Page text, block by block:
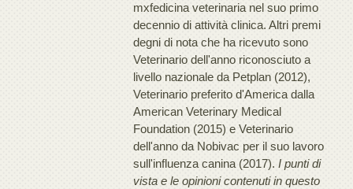
mxfedicina veterinaria nel suo primo
decennio di attività clinica. Altri premi
degni di nota che ha ricevuto sono
Veterinario dell'anno riconosciuto a
livello nazionale da Petplan (2012),
Veterinario preferito d'America dalla
American Veterinary Medical
Foundation (2015) e Veterinario
dell'anno da Nobivac per il suo lavoro
sull'influenza canina (2017).I punti di
vista e le opinioni contenuti in questo